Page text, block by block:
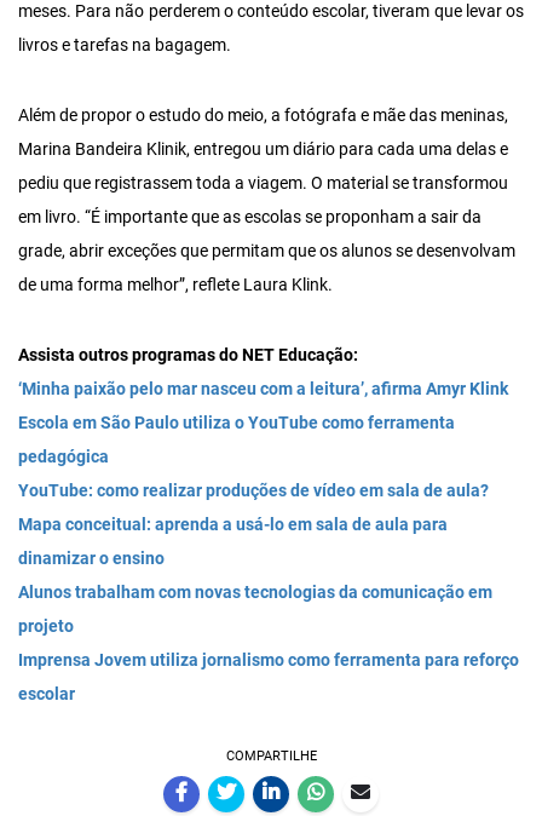
meses. Para não perderem o conteúdo escolar, tiveram que levar os
livros e tarefas na bagagem.
Além de propor o estudo do meio, a fotógrafa e mãe das meninas,
Marina Bandeira Klinik, entregou um diário para cada uma delas e
pediu que registrassem toda a viagem. O material se transformou
em livro. “É importante que as escolas se proponham a sair da
grade, abrir exceções que permitam que os alunos se desenvolvam
de uma forma melhor”, reflete Laura Klink.
Assista outros programas do NET Educação:
‘Minha paixão pelo mar nasceu com a leitura’, afirma Amyr Klink
Escola em São Paulo utiliza o YouTube como ferramenta
pedagógica
YouTube: como realizar produções de vídeo em sala de aula?
Mapa conceitual: aprenda a usá-lo em sala de aula para
dinamizar o ensino
Alunos trabalham com novas tecnologias da comunicação em
projeto
Imprensa Jovem utiliza jornalismo como ferramenta para reforço
escolar
COMPARTILHE